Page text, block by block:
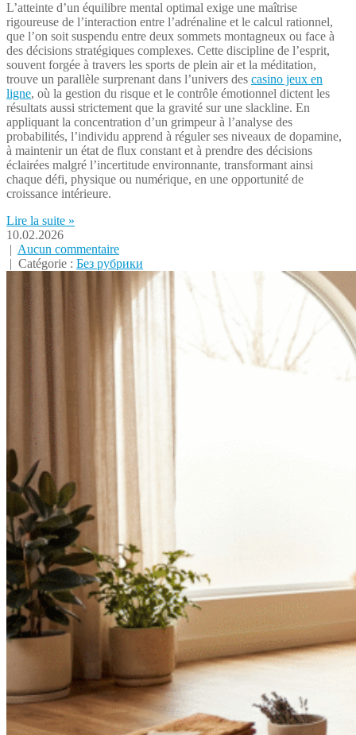
L’atteinte d’un équilibre mental optimal exige une maîtrise
rigoureuse de l’interaction entre l’adrénaline et le calcul rationnel,
que l’on soit suspendu entre deux sommets montagneux ou face à
des décisions stratégiques complexes. Cette discipline de l’esprit,
souvent forgée à travers les sports de plein air et la méditation,
trouve un parallèle surprenant dans l’univers des casino jeux en
ligne, où la gestion du risque et le contrôle émotionnel dictent les
résultats aussi strictement que la gravité sur une slackline. En
appliquant la concentration d’un grimpeur à l’analyse des
probabilités, l’individu apprend à réguler ses niveaux de dopamine,
à maintenir un état de flux constant et à prendre des décisions
éclairées malgré l’incertitude environnante, transformant ainsi
chaque défi, physique ou numérique, en une opportunité de
croissance intérieure.
Lire la suite »
10.02.2026
| Aucun commentaire
| Catégorie : Без рубрики